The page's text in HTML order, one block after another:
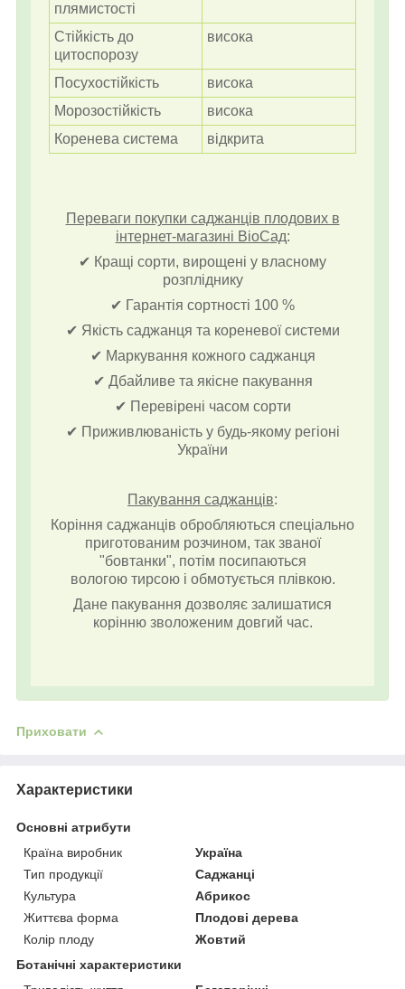
плямистості
Стійкість до
цитоспорозу
висока
Посухостійкість
висока
Морозостійкість
висока
Коренева система
відкрита
Переваги покупки саджанців плодових в
інтернет-магазині ВіоСад:
✔ Кращі сорти, вирощені у власному
розпліднику
✔ Гарантія сортності 100 %
✔ Якість саджанця та кореневої системи
✔ Маркування кожного саджанця
✔ Дбайливе та якісне пакування
✔ Перевірені часом сорти
✔ Приживлюваність у будь-якому регіоні
України
Пакування саджанців:
Коріння саджанців обробляються спеціально
приготованим розчином, так званої
"бовтанки", потім посипаються
вологою тирсою і обмотується плівкою.
Дане пакування дозволяє залишатися
корінню зволоженим довгий час.
Приховати
Характеристики
Основні атрибути
Країна виробник
Україна
Тип продукції
Саджанці
Культура
Абрикос
Життєва форма
Плодові дерева
Колір плоду
Жовтий
Ботанічні характеристики